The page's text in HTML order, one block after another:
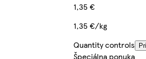
1,35 €
1,35 €/kg
Quantity controls
Špeciálna ponuka